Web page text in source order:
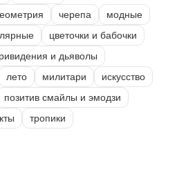
черепа
модные
цветочки и бабочки
и дьяволы
лето милитари
искусство
позитив смайлы и эмодзи
тропики